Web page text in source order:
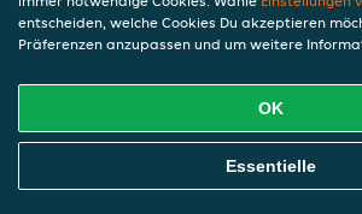
Heinz Ketchup (20 g)
0,60 €
Hausgemacht aus griechischem
Online Essen Bestellen
entscheiden, welche Cookies Du akzeptieren
Präferenzen anzupassen und um weitere
OK
Essentielle